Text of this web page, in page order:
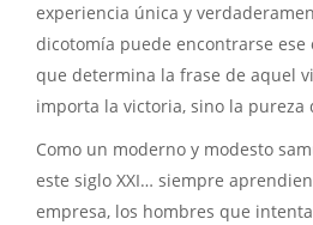
experiencia única y
dicotomía puede encontrarse
que determina la frase de aquel
importa la victoria, sino la pureza
Como un moderno y modesto
este siglo XXI… siempre
empresa, los hombres que